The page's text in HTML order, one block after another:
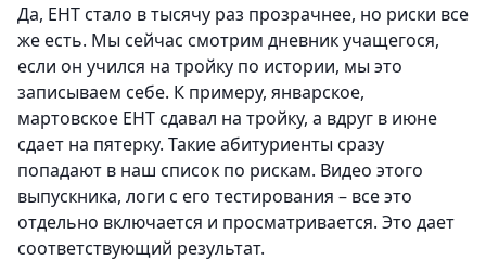
Да, ЕНТ стало в тысячу раз прозрачнее, но риски все
же есть. Мы сейчас смотрим дневник учащегося,
если он учился на тройку по истории, мы это
записываем себе. К примеру, январское,
мартовское ЕНТ сдавал на тройку, а вдруг в июне
сдает на пятерку. Такие абитуриенты сразу
попадают в наш список по рискам. Видео этого
выпускника, логи с его тестирования – все это
отдельно включается и просматривается. Это дает
соответствующий результат.